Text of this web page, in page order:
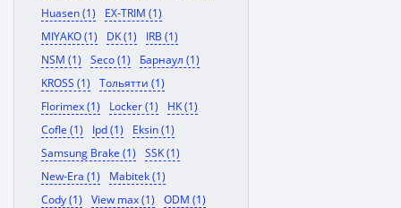
Huasen (1)
EX-TRIM (1)
MIYAKO (1)
DK (1)
IRB (1)
NSM (1)
Seco (1)
Барнаул (1)
KROSS (1)
Тольятти (1)
Florimex (1)
Locker (1)
HK (1)
Cofle (1)
Ipd (1)
Eksin (1)
Samsung Brake (1)
SSK (1)
New-Era (1)
Mabitek (1)
Cody (1)
View max (1)
ODM (1)